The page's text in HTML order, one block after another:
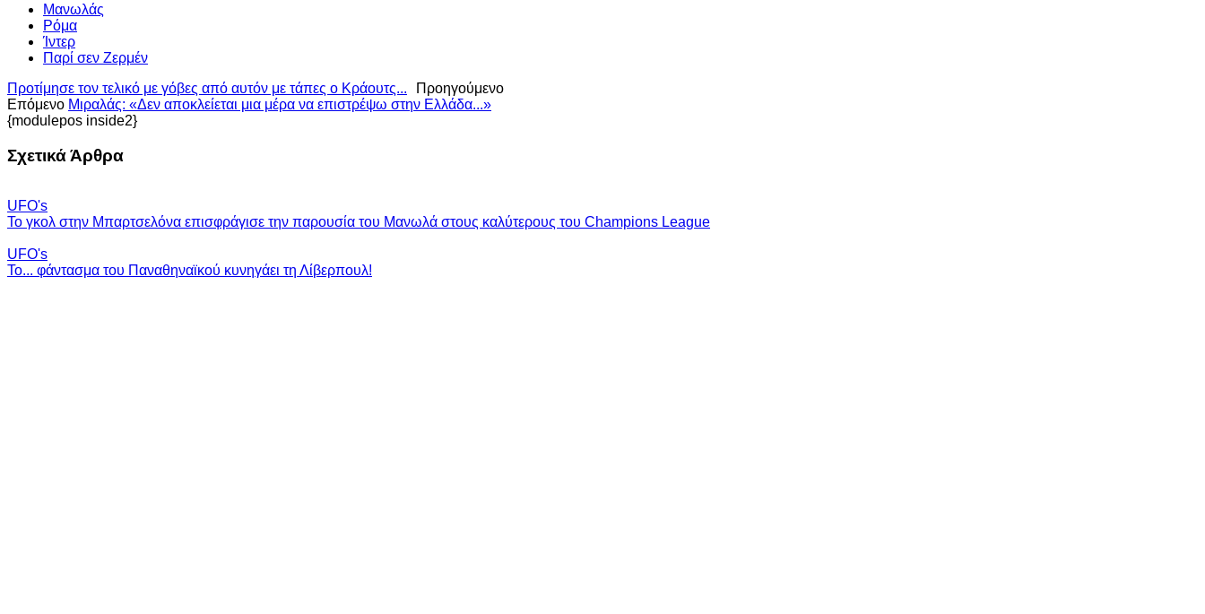
Μανωλάς
Ρόμα
Ίντερ
Παρί σεν Ζερμέν
Προηγούμενο
Προτίμησε τον τελικό με γόβες από αυτόν με τάπες ο Κράουτς...
Επόμενο Μιραλάς: «Δεν αποκλείεται μια μέρα να επιστρέψω στην Ελλάδα...»
{modulepos inside2}
Σχετικά Άρθρα
UFO's
Το γκολ στην Μπαρτσελόνα επισφράγισε την παρουσία του Μανωλά στους καλύτερους του Champions League
UFO's
Το... φάντασμα του Παναθηναϊκού κυνηγάει τη Λίβερπουλ!